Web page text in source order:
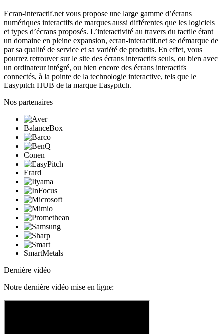
Ecran-interactif.net vous propose une large gamme d’écrans
numériques interactifs de marques aussi différentes que les logiciels
et types d’écrans proposés. L’interactivité au travers du tactile étant
un domaine en pleine expansion, ecran-interactif.net se démarque de
par sa qualité de service et sa variété de produits. En effet, vous
pourrez retrouver sur le site des écrans interactifs seuls, ou bien avec
un ordinateur intégré, ou bien encore des écrans interactifs
connectés, à la pointe de la technologie interactive, tels que le
Easypitch HUB de la marque Easypitch.
Nos partenaires
BalanceBox
Conen
Erard
SmartMetals
Dernière vidéo
Notre dernière vidéo mise en ligne: